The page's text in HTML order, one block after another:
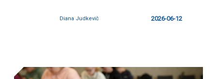
Diana Judkevič 2026-06-12